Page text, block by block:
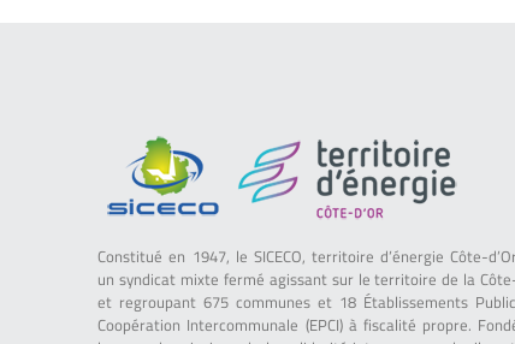
Constitué en 1947, le SICECO, territoire d’énergie Côte-
un syndicat mixte fermé agissant sur le territoire de la
et regroupant 675 communes et 18 Établissements
Coopération Intercommunale (EPCI) à fiscalité propre.